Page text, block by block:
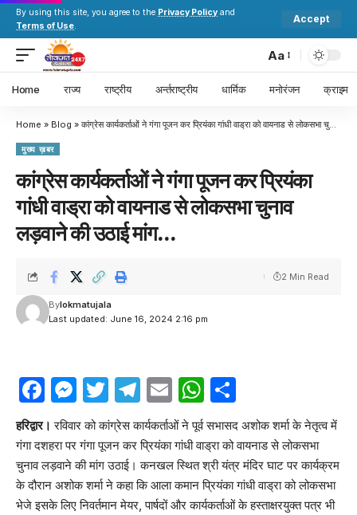
By using this site, you agree to the Privacy Policy and
Terms of Use.
Accept
Aa
Home राज्य राष्ट्रीय अर्न्तराष्ट्रीय धार्मिक मनोरंजन क्राइम
Home » Blog » कांग्रेस कार्यकर्ताओं ने गंगा पूजन कर प्रियंका गांधी वाड्रा को वायनाड से लोकसभा चुनाव लड़वाने की उठाई मांग…
मुख्य ख़बर
कांग्रेस कार्यकर्ताओं ने गंगा पूजन कर प्रियंका
गांधी वाड्रा को वायनाड से लोकसभा चुनाव
लड़वाने की उठाई मांग…
Last updated: June 16, 2024 2:16 pm
Bylokmatujala
2 Min Read
Facebook
Messenger
Twitter
Telegram
EmailWhatsApp
हरिद्वार। रविवार को कांग्रेस कार्यकर्ताओं ने पूर्व सभासद अशोक शर्मा के नेतृत्व में
गंगा दशहरा पर गंगा पूजन कर प्रियंका गांधी वाड्रा को वायनाड से लोकसभा
चुनाव लड़वाने की मांग उठाई। कनखल स्थित श्री यंत्र मंदिर घाट पर कार्यक्रम
के दौरान अशोक शर्मा ने कहा कि आला कमान प्रियंका गांधी वाड्रा को लोकसभा
भेजे इसके लिए निवर्तमान मेयर, पार्षदों और कार्यकर्ताओं के हस्ताक्षरयुक्त पत्र भी